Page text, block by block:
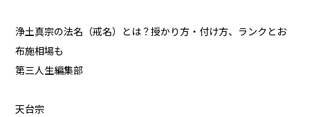
浄土真宗の法名（戒名）とは？授かり方・付け方、ランクとお
布施相場も
第三人生編集部
天台宗